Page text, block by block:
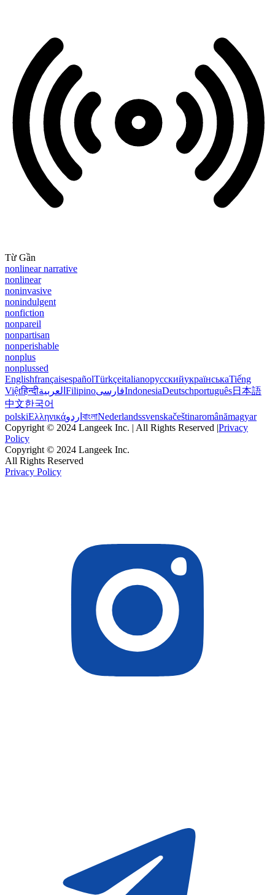
Từ Gần
nonlinear narrative
nonlinear
noninvasive
nonindulgent
nonfiction
nonpareil
nonpartisan
nonperishable
nonplus
nonplussed
EnglishfrançaisespañolTürkçeitalianoрусскийукраїнськаTiếng
Việtहिन्दीالعربية FilipinoفارسیIndonesiaDeutschportuguês日本語
中文한국어
polskiΕλληνικάاردو বাংলাNederlandssvenskačeštinaromânămagyar
Copyright © 2024 Langeek Inc. | All Rights Reserved |Privacy
Policy
Copyright © 2024 Langeek Inc.
All Rights Reserved
Privacy Policy